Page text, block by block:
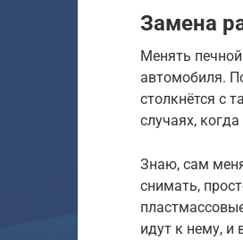
Замена
Менять
автомобиля.
столкнётся с
случаях,
Знаю, сам
снимать,
идут к нему, и